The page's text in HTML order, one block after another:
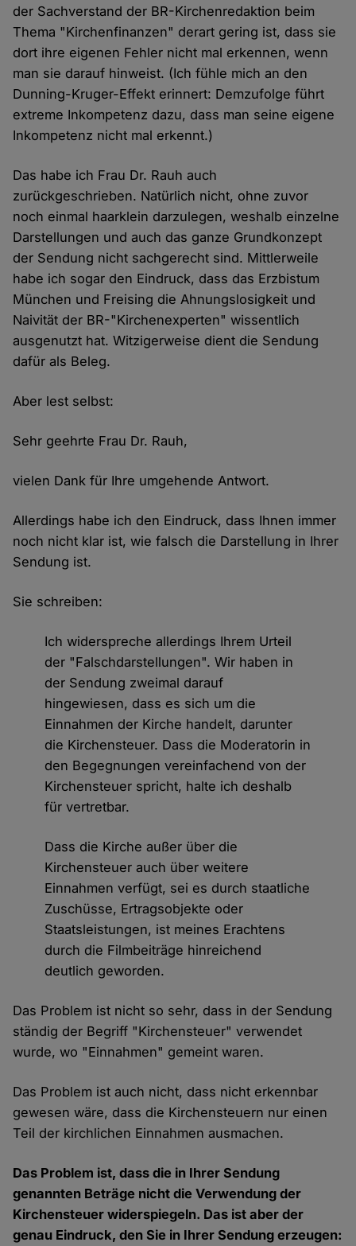
der Sachverstand der BR-Kirchenredaktion beim
Thema "Kirchenfinanzen" derart gering ist, dass sie
dort ihre eigenen Fehler nicht mal erkennen, wenn
man sie darauf hinweist. (Ich fühle mich an den
Dunning-Kruger-Effekt erinnert: Demzufolge führt
extreme Inkompetenz dazu, dass man seine eigene
Inkompetenz nicht mal erkennt.)
Das habe ich Frau Dr. Rauh auch
zurückgeschrieben. Natürlich nicht, ohne zuvor
noch einmal haarklein darzulegen, weshalb einzelne
Darstellungen und auch das ganze Grundkonzept
der Sendung nicht sachgerecht sind. Mittlerweile
habe ich sogar den Eindruck, dass das Erzbistum
München und Freising die Ahnungslosigkeit und
Naivität der BR-"Kirchenexperten" wissentlich
ausgenutzt hat. Witzigerweise dient die Sendung
dafür als Beleg.
Aber lest selbst:
Sehr geehrte Frau Dr. Rauh,
vielen Dank für Ihre umgehende Antwort.
Allerdings habe ich den Eindruck, dass Ihnen immer
noch nicht klar ist, wie falsch die Darstellung in Ihrer
Sendung ist.
Sie schreiben:
Ich widerspreche allerdings Ihrem Urteil
der "Falschdarstellungen". Wir haben in
der Sendung zweimal darauf
hingewiesen, dass es sich um die
Einnahmen der Kirche handelt, darunter
die Kirchensteuer. Dass die Moderatorin in
den Begegnungen vereinfachend von der
Kirchensteuer spricht, halte ich deshalb
für vertretbar.
Dass die Kirche außer über die
Kirchensteuer auch über weitere
Einnahmen verfügt, sei es durch staatliche
Zuschüsse, Ertragsobjekte oder
Staatsleistungen, ist meines Erachtens
durch die Filmbeiträge hinreichend
deutlich geworden.
Das Problem ist nicht so sehr, dass in der Sendung
ständig der Begriff "Kirchensteuer" verwendet
wurde, wo "Einnahmen" gemeint waren.
Das Problem ist auch nicht, dass nicht erkennbar
gewesen wäre, dass die Kirchensteuern nur einen
Teil der kirchlichen Einnahmen ausmachen.
Das Problem ist, dass die in Ihrer Sendung
genannten Beträge nicht die Verwendung der
Kirchensteuer widerspiegeln. Das ist aber der
genau Eindruck, den Sie in Ihrer Sendung erzeugen: